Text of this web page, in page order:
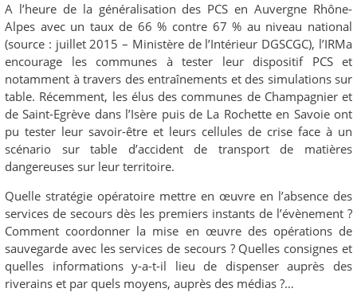
A l’heure de la généralisation des PCS en Auvergne Rhône-
Alpes avec un taux de 66 % contre 67 % au niveau national
(source : juillet 2015 – Ministère de l’Intérieur DGSCGC), l’IRMa
encourage les communes à tester leur dispositif PCS et
notamment à travers des entraînements et des simulations sur
table. Récemment, les élus des communes de Champagnier et
de Saint-Egrève dans l’Isère puis de La Rochette en Savoie ont
pu tester leur savoir-être et leurs cellules de crise face à un
scénario sur table d’accident de transport de matières
dangereuses sur leur territoire.
Quelle stratégie opératoire mettre en œuvre en l’absence des
services de secours dès les premiers instants de l’évènement ?
Comment coordonner la mise en œuvre des opérations de
sauvegarde avec les services de secours ? Quelles consignes et
quelles informations y-a-t-il lieu de dispenser auprès des
riverains et par quels moyens, auprès des médias ?…